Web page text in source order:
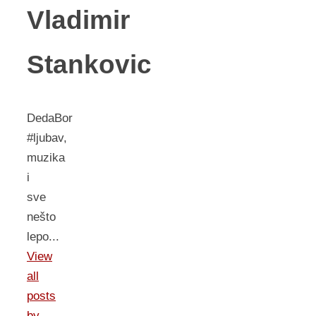
Vladimir
Stankovic
DedaBor
#ljubav,
muzika
i
sve
nešto
lepo...
View
all
posts